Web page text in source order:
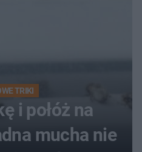
TRIKI
i połóż na
mucha nie